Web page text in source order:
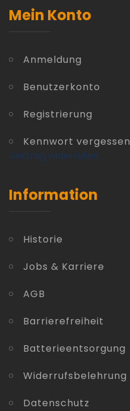
Mein Konto
Anmeldung
Benutzerkonto
Registrierung
Kennwort vergessen
Vertrag widerrufen
Information
Historie
Jobs & Karriere
AGB
Barrierefreiheit
Batterieentsorgung
Widerrufsbelehrung
Datenschutz